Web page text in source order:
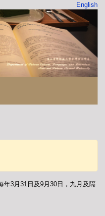
English
年3月31日及9月30日，九月及隔